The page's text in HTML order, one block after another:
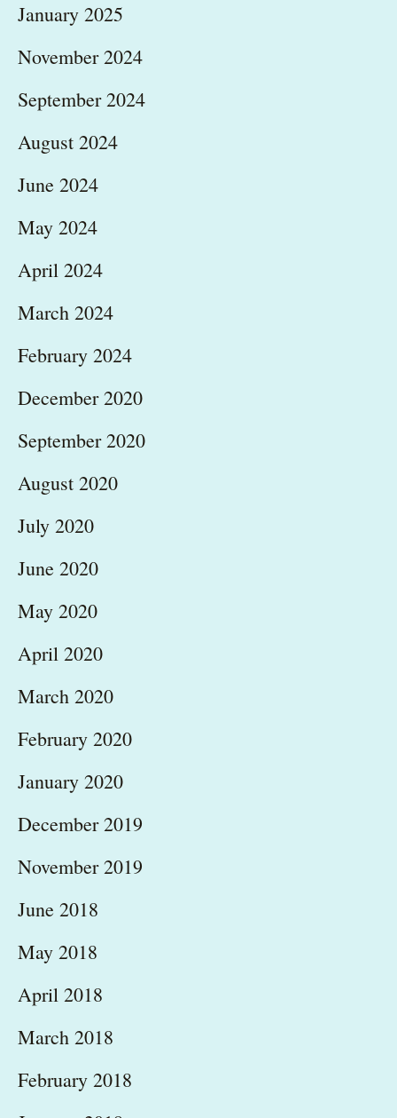
January 2025
November 2024
September 2024
August 2024
June 2024
May 2024
April 2024
March 2024
February 2024
December 2020
September 2020
August 2020
July 2020
June 2020
May 2020
April 2020
March 2020
February 2020
January 2020
December 2019
November 2019
June 2018
May 2018
April 2018
March 2018
February 2018